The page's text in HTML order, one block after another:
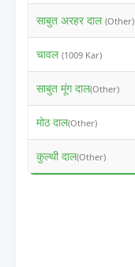
साबुत अरहर दाल (Other)
चावल (1009 Kar)
साबुत मूंग दाल(Other)
मोठ दाल(Other)
कुल्थी दाल(Other)